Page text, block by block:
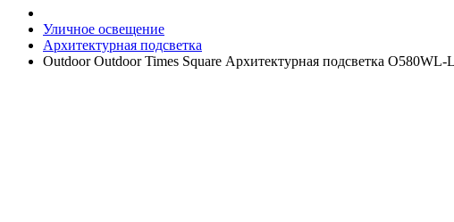
Уличное освещение
Архитектурная подсветка
Outdoor Outdoor Times Square Архитектурная подсветка O580WL-